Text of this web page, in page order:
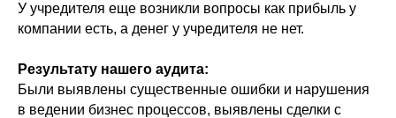
У учредителя еще возникли вопросы как прибыль у
компании есть, а денег у учредителя не нет.
Результату нашего аудита:
Были выявлены существенные ошибки и нарушения
в ведении бизнес процессов, выявлены сделки с